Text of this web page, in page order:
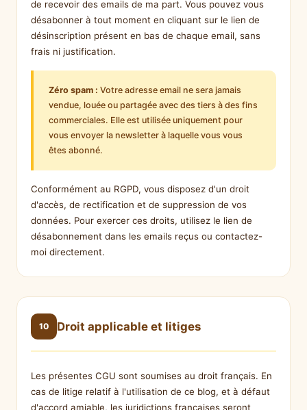
de recevoir des emails de ma part. Vous pouvez vous
désabonner à tout moment en cliquant sur le lien de
désinscription présent en bas de chaque email, sans
frais ni justification.
Zéro spam : Votre adresse email ne sera jamais
vendue, louée ou partagée avec des tiers à des fins
commerciales. Elle est utilisée uniquement pour
vous envoyer la newsletter à laquelle vous vous
êtes abonné.
Conformément au RGPD, vous disposez d'un droit
d'accès, de rectification et de suppression de vos
données. Pour exercer ces droits, utilisez le lien de
désabonnement dans les emails reçus ou contactez-
moi directement.
10 Droit applicable et litiges
Les présentes CGU sont soumises au droit français. En
cas de litige relatif à l'utilisation de ce blog, et à défaut
d'accord amiable, les juridictions françaises seront